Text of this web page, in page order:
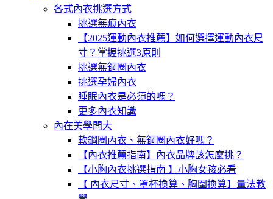
各式內衣挑選方式
挑選無痕內衣
【2025運動內衣推薦】如何選擇運動內衣尺
寸？掌握挑選3原則
挑選無鋼圈內衣
挑選孕婦內衣
睡眠內衣是必須的嗎？
更多內衣知識
內在美學問大
軟鋼圈內衣、無鋼圈內衣好嗎？
【內衣推薦指南】內衣品牌該怎麼挑？
【小胸內衣挑選指南 】小胸女孩必看
【 內衣尺寸、罩杯換算、胸圍換算】量法教